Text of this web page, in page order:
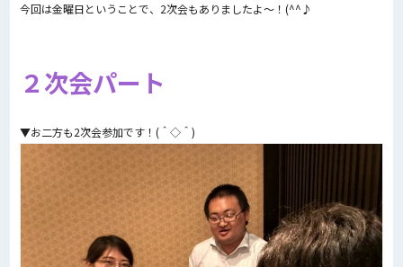
今回は金曜日ということで、2次会もありましたよ～！(^^♪
２次会パート
▼お二方も2次会参加です！(＾◇＾)